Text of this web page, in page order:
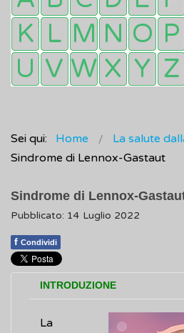
Sei qui: Home La salute
Sindrome di Lennox-Gastaut
Sindrome di Lennox-
Pubblicato: 14 Luglio 2022
f Condividi
INTRODUZIONE
La